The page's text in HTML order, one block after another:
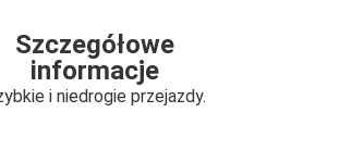
Szczegółowe
informacje
i niedrogie przejazdy.